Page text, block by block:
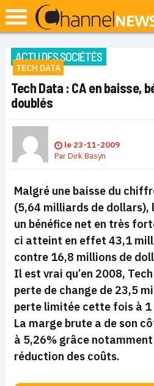
ACTU DES SOCIÉTÉS
TECH DATA
Tech Data : CA en baisse,
doublés
le 23-11-2009
ParDirk Basyn
Malgré une baisse du
(5,64 milliards de dollars),
un bénéfice net en très
ci atteint en effet 43,1
contre 16,8 millions de
Il est vrai qu’en 2008,
perte de change de 23,5
perte limitée cette fois à
La marge brute a de son
à 5,26% grâce
réduction des coûts.